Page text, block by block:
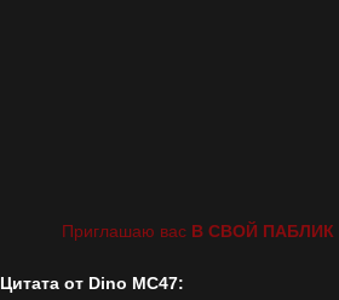
Приглашаю вас В СВОЙ ПАБЛИК
Цитата от Dino MC47: